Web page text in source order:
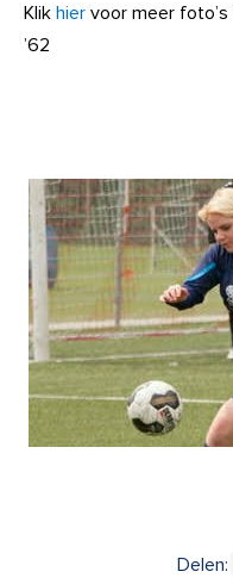
Klik hier voor meer
’62
Delen: